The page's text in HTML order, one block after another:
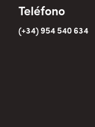
Teléfono
(+34) 954 540 634